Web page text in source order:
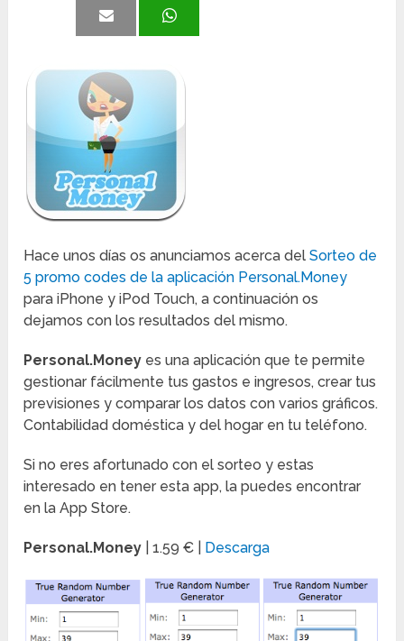
Hace unos días os anunciamos acerca delSorteo de
5 promo codes de la aplicación Personal.Money
para iPhone y iPod Touch, a continuación os
dejamos con los resultados del mismo.
Personal.Money es una aplicación que te permite
gestionar fácilmente tus gastos e ingresos, crear tus
previsiones y comparar los datos con varios gráficos.
Contabilidad doméstica y del hogar en tu teléfono.
Si no eres afortunado con el sorteo y estas
interesado en tener esta app, la puedes encontrar
en la App Store.
Personal.Money | 1.59 € | Descarga